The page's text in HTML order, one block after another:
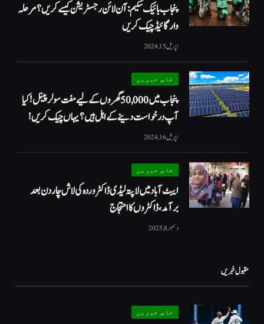
پنجاب بائیک سکیم: آن لائن رجسٹریشن کیسے کریں؟ مرحلہ
وار گائیڈ چیک کریں
اپریل 15, 2024
خاص خبریں
پنجاب میں 50,000 گھروں کے لیے مفت سولر پینل! کیا
آپ درخواست دینے کے اہل ہیں؟ یہاں چیک کریں!
اپریل 16, 2024
خاص خبریں
ایبٹ آباد میں لاپتہ لیڈی ڈاکٹر وردہ کی لاش چار دن بعد
برآمد، ڈاکٹروں کا احتجاج
دسمبر 8, 2025
مقبول خبریں
خاص خبریں